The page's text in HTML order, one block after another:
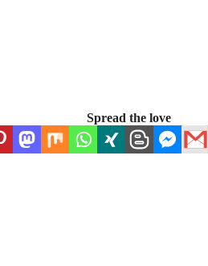
Spread the love